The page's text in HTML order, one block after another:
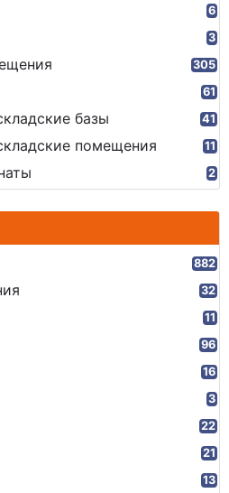
6
3
305
61
базы 41
помещения 11
2
882
32
11
96
16
3
22
21
13